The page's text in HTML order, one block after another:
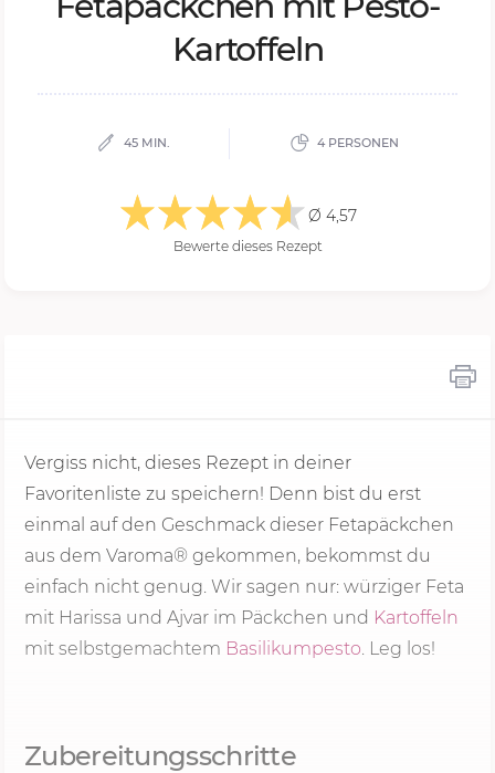
Kar­tof­feln
45 MIN. 4 PERSONEN
Ø 4,57
Bewerte dieses Rezept
Vergiss nicht, dieses Rezept in deiner
Favoritenliste zu speichern! Denn bist du erst
einmal auf den Geschmack dieser Fetapäckchen
aus dem Varoma® gekommen, bekommst du
einfach nicht genug. Wir sagen nur: würziger Feta
mit Harissa und Ajvar im Päckchen und Kartoffeln
mit selbstgemachtem Basilikumpesto . Leg los!
Zubereitungsschritte